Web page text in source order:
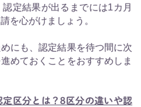
定結果が出るまでには1カ月
を心がけましょう。
にも、認定結果を待つ間に次
めておくことをおすすめしま
定区分とは？8区分の違いや認